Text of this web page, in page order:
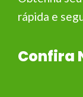
rápida e
Confira